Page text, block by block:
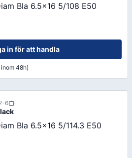
Bla 6.5x16 5/108 E50
in för att handla
48h)
6
Bla 6.5x16 5/114.3 E50